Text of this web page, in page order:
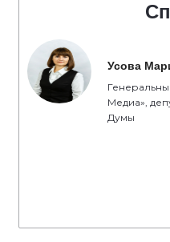
Усова
Медиа»,
Думы